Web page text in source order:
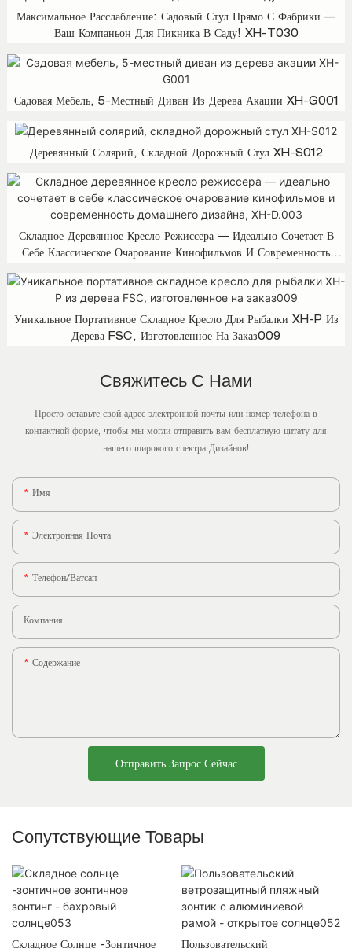
Максимальное Расслабление: Садовый Стул Прямо С Фабрики —
Ваш Компаньон Для Пикника В Саду! XH-T030
Садовая Мебель, 5-Местный Диван Из Дерева Акации XH-G001
Деревянный Солярий, Складной Дорожный Стул XH-S012
Складное Деревянное Кресло Режиссера — Идеально Сочетает В
Себе Классическое Очарование Кинофильмов И Современность
Уникальное Портативное Складное Кресло Для Рыбалки XH-P Из
Дерева FSC, Изготовленное На Заказ009
Свяжитесь С Нами
Просто оставьте свой адрес электронной почты или номер телефона в
контактной форме, чтобы мы могли отправить вам бесплатную цитату для
нашего широкого спектра Дизайнов!
Имя
Электронная Почта
Телефон/ватсап
Компания
Содержание
Отправить Запрос Сейчас
Сопутствующие Товары
Складное Солнце -зонтичное Пользовательский